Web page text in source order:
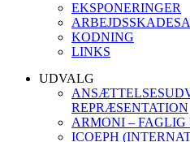
EKSPONERINGER
KODNING
LINKS
UDVALG
REPRÆSENTATION
ARMONI – FAGLIG
ICOEPH